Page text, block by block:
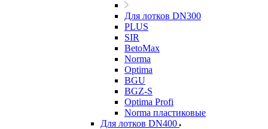
Для лотков DN300
PLUS
SIR
BetoMax
Norma
Optima
BGU
BGZ-S
Optima Profi
Norma пластиковые
Для лотков DN400